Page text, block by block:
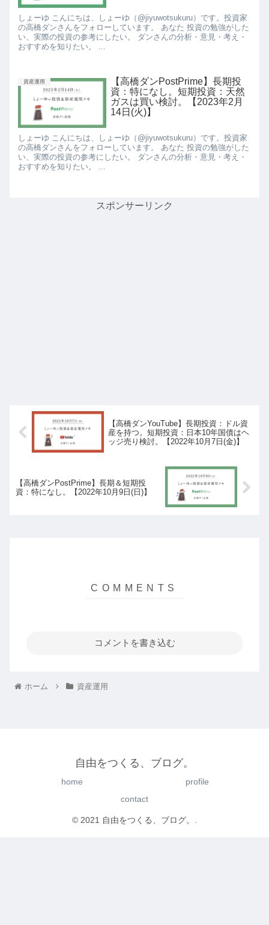
しょーゆ こんにちは、しょーゆ（@jiyuwotsukuru）です。投資家
の高橋ダンさんをフォローしています。 あなた 投資の勉強がした
い、実際の投資の参考にしたい。 ダンさんの分析・意見・考え・
おすすめを知りたい。 ...
資産運用
【高橋ダンPostPrime】長期投
資：特になし。短期投資：天然
ガスは買い検討。【2023年2月
14日(火)】
しょーゆ こんにちは、しょーゆ（@jiyuwotsukuru）です。投資家
の高橋ダンさんをフォローしています。 あなた 投資の勉強がした
い、実際の投資の参考にしたい。 ダンさんの分析・意見・考え・
おすすめを知りたい。 ...
スポンサーリンク
【高橋ダンYouTube】長期投資：ドル資
産を持つ。短期投資：日本10年国債はヘ
ッジ売り検討。【2022年10月7日(金)】
【高橋ダンPostPrime】長期＆短期投
資：特になし。【2022年10月9日(日)】
コメントを書き込む
ホーム 資産運用
自由をつくる、ブログ。
home
profile
contact
© 2021 自由をつくる、ブログ。.